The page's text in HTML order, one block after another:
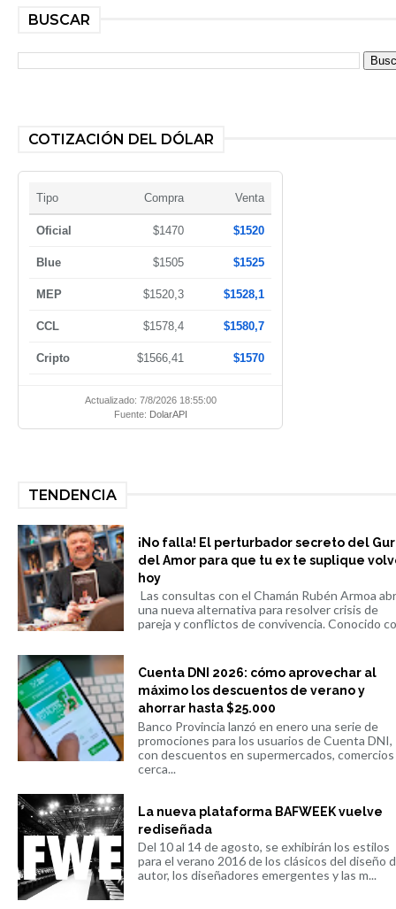
BUSCAR
COTIZACIÓN DEL DÓLAR
Tipo Compra Venta
Oficial $1470 $1520
Blue $1505 $1525
MEP $1520,3 $1528,1
CCL $1578,4 $1580,7
Cripto $1566,41 $1570
Actualizado: 7/8/2026 18:55:00
Fuente: DolarAPI
TENDENCIA
¡No falla! El perturbador secreto del
del Amor para que tu ex te suplique
hoy
Las consultas con el Chamán Rubén Armoa
una nueva alternativa para resolver crisis de
pareja y conflictos de convivencia. Conocido
Cuenta DNI 2026: cómo aprovechar al
máximo los descuentos de verano y
ahorrar hasta $25.000
Banco Provincia lanzó en enero una serie de
promociones para los usuarios de Cuenta DNI,
con descuentos en supermercados,
cerca...
La nueva plataforma BAFWEEK vuelve
rediseñada
Del 10 al 14 de agosto, se exhibirán los estilos
para el verano 2016 de los clásicos del diseño
autor, los diseñadores emergentes y las m...